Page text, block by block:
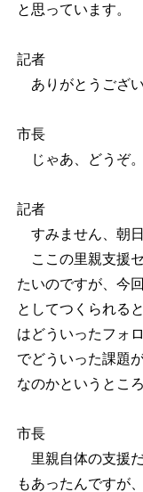
と思っています。
記者
ありがとうござい
市長
じゃあ、どうぞ。
記者
すみません、朝日
ここの里親支援
たいのですが、今
としてつくられる
はどういったフォ
でどういった課題
なのかというとこ
市長
里親自体の支援
もあったんですが